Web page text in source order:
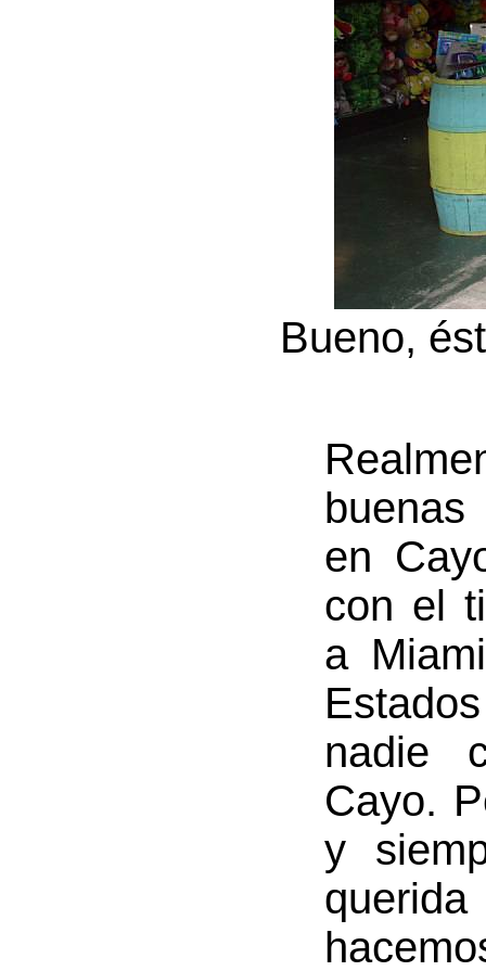
Bueno,
en
con el
a
nadie
Cayo.
y